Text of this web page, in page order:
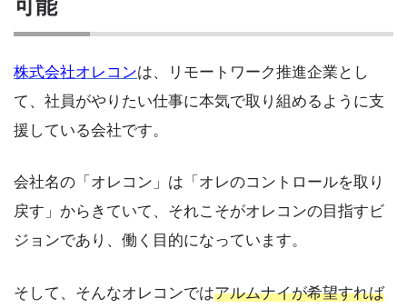
可能
株式会社オレコンは、リモートワーク推進企業とし
て、社員がやりたい仕事に本気で取り組めるように支
援している会社です。
会社名の「オレコン」は「オレのコントロールを取り
戻す」からきていて、それこそがオレコンの目指すビ
ジョンであり、働く目的になっています。
そして、そんなオレコンではアルムナイが希望すれば